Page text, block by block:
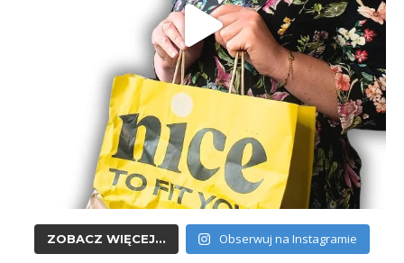
ZOBACZ WIĘCEJ... Obserwuj na Instagramie